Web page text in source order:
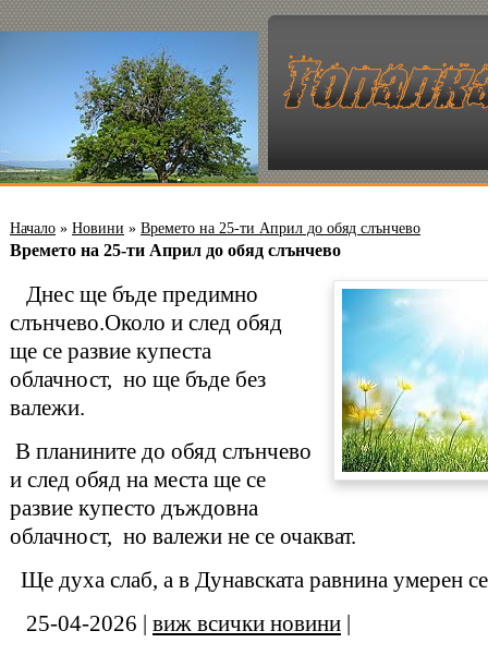
Начало » Новини » Времето на 25-ти Април до обяд слънчево
Времето на 25-ти Април до обяд слънчево
Днес ще бъде предимно
слънчево.Около и след обяд
ще се развие купеста
облачност, но ще бъде без
валежи.
В планините до обяд слънчево
и след обяд на места ще се
развие купесто дъждовна
облачност, но валежи не се очакват.
Ще духа слаб, а в Дунавската равнина умерен
25-04-2026 | виж всички новини |